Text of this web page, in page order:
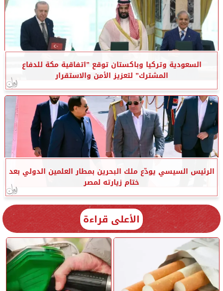
السعودية وتركيا وباكستان توقع ”اتفاقية مكة للدفاع
المشترك” لتعزيز الأمن والاستقرار
الرئيس السيسي يودّع ملك البحرين بمطار العلمين الدولي بعد
ختام زيارته لمصر
الأعلى قراءة